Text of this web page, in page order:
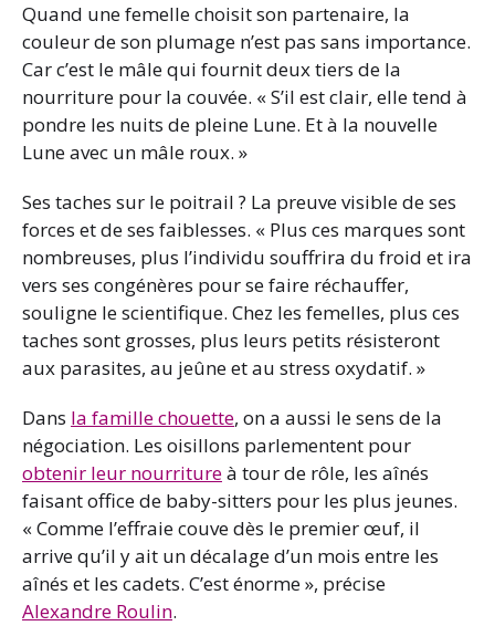
Quand une femelle choisit son partenaire, la
couleur de son plumage n’est pas sans importance.
Car c’est le mâle qui fournit deux tiers de la
nourriture pour la couvée. « S’il est clair, elle tend à
pondre les nuits de pleine Lune. Et à la nouvelle
Lune avec un mâle roux. »
Ses taches sur le poitrail ? La preuve visible de ses
forces et de ses faiblesses. « Plus ces marques sont
nombreuses, plus l’individu souffrira du froid et ira
vers ses congénères pour se faire réchauffer,
souligne le scientifique. Chez les femelles, plus ces
taches sont grosses, plus leurs petits résisteront
aux parasites, au jeûne et au stress oxydatif. »
Dans la famille chouette, on a aussi le sens de la
négociation. Les oisillons parlementent pour
obtenir leur nourritureà tour de rôle, les aînés
faisant office de baby-sitters pour les plus jeunes.
« Comme l’effraie couve dès le premier œuf, il
arrive qu’il y ait un décalage d’un mois entre les
aînés et les cadets. C’est énorme », précise
Alexandre Roulin.